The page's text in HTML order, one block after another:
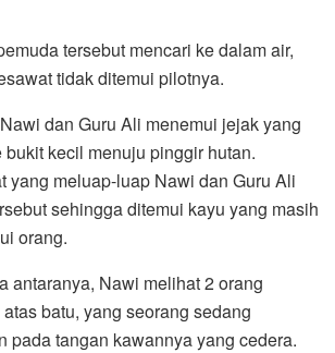
tersebut mencari ke dalam air,
tidak ditemui pilotnya.
dan Guru Ali menemui jejak yang
kecil menuju pinggir hutan.
yang meluap-luap Nawi dan Guru Ali
sehingga ditemui kayu yang masih
orang.
antaranya, Nawi melihat 2 orang
batu, yang seorang sedang
pada tangan kawannya yang cedera.